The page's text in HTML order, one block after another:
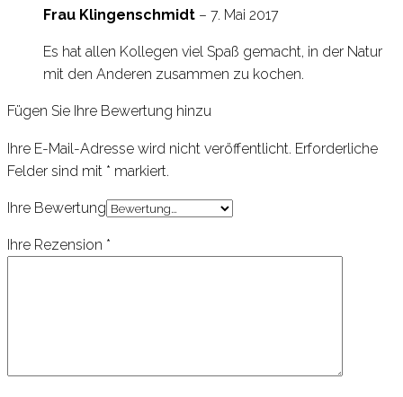
Frau Klingenschmidt – 7. Mai 2017
Es hat allen Kollegen viel Spaß gemacht, in der Natur
mit den Anderen zusammen zu kochen.
Fügen Sie Ihre Bewertung hinzu
Ihre E-Mail-Adresse wird nicht veröffentlicht. Erforderliche
Felder sind mit * markiert.
Ihre Bewertung
Ihre Rezension *